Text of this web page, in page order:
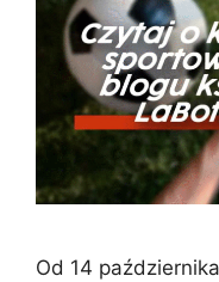
Od 14